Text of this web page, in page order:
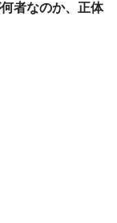
者なのか、正体